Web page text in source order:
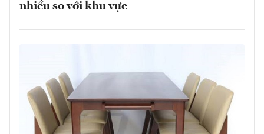
nhiều so với khu vực